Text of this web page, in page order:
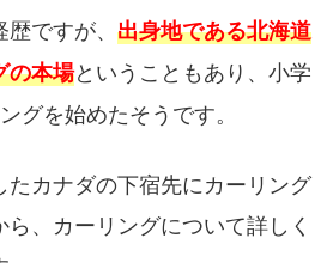
ですが、 出身地である北海道
の本場ということもあり、小学
グを始めたそうです。
たカナダの下宿先にカーリング
、カーリングについて詳しく